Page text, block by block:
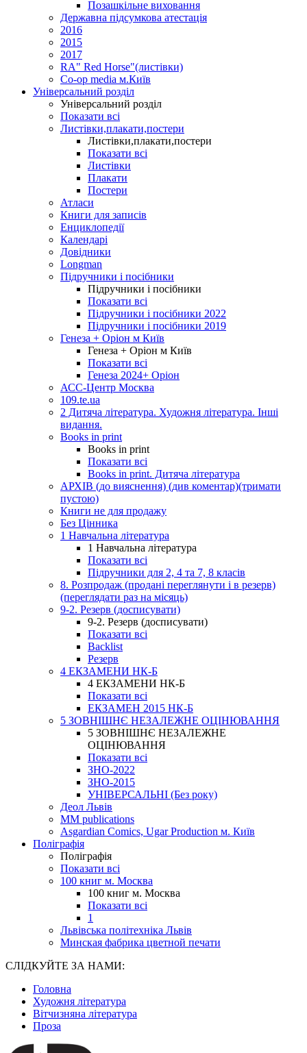
Позашкільне виховання
Державна підсумкова атестація
2016
2015
2017
RA" Red Horse"(листівки)
Co-op media м.Київ
Універсальний розділ
Універсальний розділ
Показати всі
Листівки,плакати,постери
Листівки,плакати,постери
Показати всі
Листівки
Плакати
Постери
Атласи
Книги для записів
Енциклопедії
Календарі
Довідники
Longman
Підручники і посібники
Підручники і посібники
Показати всі
Підручники і посібники 2022
Підручники і посібники 2019
Генеза + Оріон м Київ
Генеза + Оріон м Київ
Показати всі
Генеза 2024+ Оріон
АСС-Центр Москва
109.te.ua
2 Дитяча література. Художня література. Інші
видання.
Books in print
Books in print
Показати всі
Books in print. Дитяча література
АРХІВ (до вияснення) (див коментар)(тримати
пустою)
Книги не для продажу
Без Цінника
1 Навчальна література
1 Навчальна література
Показати всі
Підручники для 2, 4 та 7, 8 класів
8. Розпродаж (продані переглянути і в резерв)
(переглядати раз на місяць)
9-2. Резерв (досписувати)
9-2. Резерв (досписувати)
Показати всі
Backlist
Резерв
4 ЕКЗАМЕНИ НК-Б
4 ЕКЗАМЕНИ НК-Б
Показати всі
ЕКЗАМЕН 2015 НК-Б
5 ЗОВНІШНЄ НЕЗАЛЕЖНЕ ОЦІНЮВАННЯ
5 ЗОВНІШНЄ НЕЗАЛЕЖНЕ
ОЦІНЮВАННЯ
Показати всі
ЗНО-2022
ЗНО-2015
УНІВЕРСАЛЬНІ (Без року)
Деол Львів
MM publications
Asgardian Comics, Ugar Production м. Київ
Поліграфія
Поліграфія
Показати всі
100 книг м. Москва
100 книг м. Москва
Показати всі
1
Львівська політехніка Львів
Минская фабрика цветной печати
СЛІДКУЙТЕ ЗА НАМИ:
Головна
Художня література
Вітчизняна література
Проза